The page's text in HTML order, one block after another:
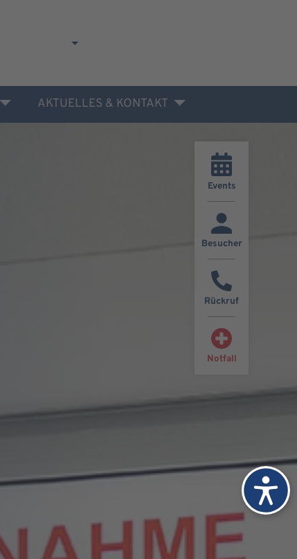
AKTUELLES & KONTAKT
Events
Besucher
Rückruf
Notfall